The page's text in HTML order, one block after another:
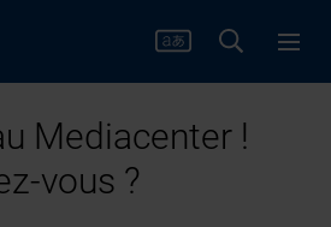
Mediacenter !
vous ?